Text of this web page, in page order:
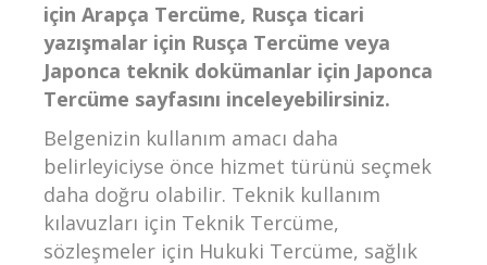
için Arapça Tercüme, Rusça ticari
yazışmalar için Rusça Tercüme veya
Japonca teknik dokümanlar için Japonca
Tercüme sayfasını inceleyebilirsiniz.
Belgenizin kullanım amacı daha
belirleyiciyse önce hizmet türünü seçmek
daha doğru olabilir. Teknik kullanım
kılavuzları için Teknik Tercüme,
sözleşmeler için Hukuki Tercüme, sağlık